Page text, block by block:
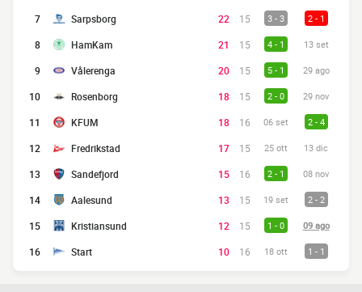
7 Sarpsborg 22 15 3 - 3 2 - 1
8 HamKam 21 15 4 - 1 13 set
9 Vålerenga 20 15 5 - 1 29 ago
10 Rosenborg 18 15 2 - 0 29 nov
11 KFUM 18 16 06 set 2 - 4
12 Fredrikstad 17 15 25 ott 13 dic
13 Sandefjord 15 16 2 - 1 08 nov
14 Aalesund 13 15 19 set 2 - 2
15 Kristiansund 12 15 1 - 0 09 ago
16 Start 10 16 18 ott 1 - 1